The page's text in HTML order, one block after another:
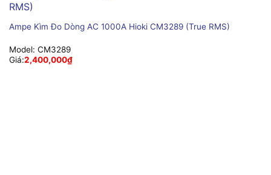
Ampe Kìm Đo Dòng AC 1000A Hioki CM3289 (True RMS)
Model: CM3289
Giá:2,400,000₫